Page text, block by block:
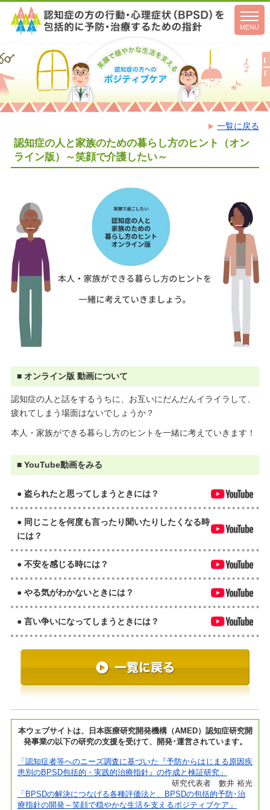
toggle
MENU
一覧に戻る
認知症の人と家族のための暮らし方のヒント（オン
ライン版）～笑顔で介護したい～
■ オンライン版 動画について
認知症の人と話をするうちに、お互いにだんだんイライラして、
疲れてしまう場面はないでしょうか？
本人・家族ができる暮らし方のヒントを一緒に考えていきます！
■ YouTube動画をみる
● 盗られたと思ってしまうときには？
● 同じことを何度も言ったり聞いたりしたくなる時
には？
● 不安を感じる時には？
● やる気がわかないときには？
● 言い争いになってしまうときには？
本ウェブサイトは、日本医療研究開発機構（AMED）認知症研究開
発事業の以下の研究の支援を受けて、開発･運営されています。
「認知症者等へのニーズ調査に基づいた『予防からはじまる原因疾
患別のBPSD包括的・実践的治療指針』の作成と検証研究」
研究代表者 數井 裕光
「BPSDの解決につなげる各種評価法と、BPSDの包括的予防･治
療指針の開発～笑顔で穏やかな生活を支えるポジティブケア」